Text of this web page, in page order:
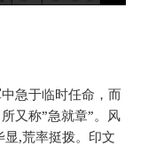
急于临时任命，而
又称”急就章”。风
,荒率挺拨。印文